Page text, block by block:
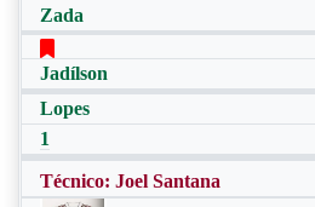
Zada
Jadílson
Lopes
1
Técnico: Joel Santana